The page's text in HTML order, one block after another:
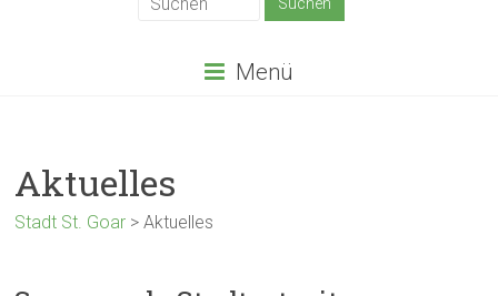
Menü
Aktuelles
Stadt St. Goar >Aktuelles